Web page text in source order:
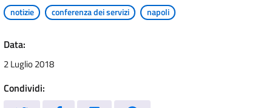
notizie conferenza dei servizi napoli
Data:
2 Luglio 2018
Condividi: